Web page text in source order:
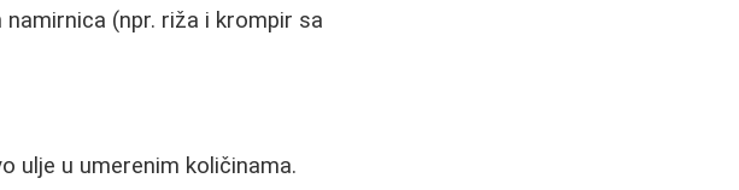
(npr. riža i krompir sa
ulje u umerenim količinama.